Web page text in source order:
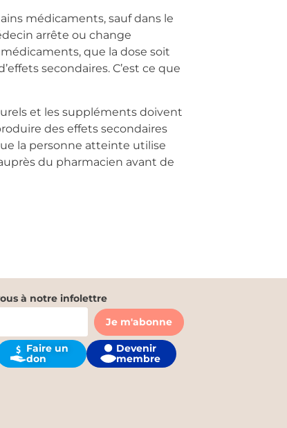
médicaments, sauf dans le
arrête ou change
que la dose soit
secondaires. C’est ce que
et les suppléments doivent
des effets secondaires
la personne atteinte utilise
du pharmacien avant de
à notre infolettre
Devenir
membre
Faire un
don